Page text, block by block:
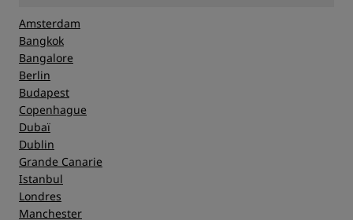
Amsterdam
Bangkok
Bangalore
Berlin
Budapest
Copenhague
Dubaï
Dublin
Grande Canarie
Istanbul
Londres
Manchester